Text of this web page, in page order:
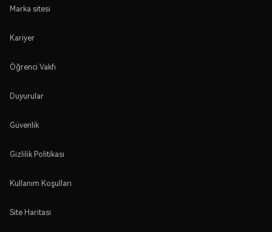
Marka sitesi
Kariyer
Öğrenci Vakfı
Duyurular
Güvenlik
Gizlilik Politikası
Kullanım Koşulları
Site Haritası